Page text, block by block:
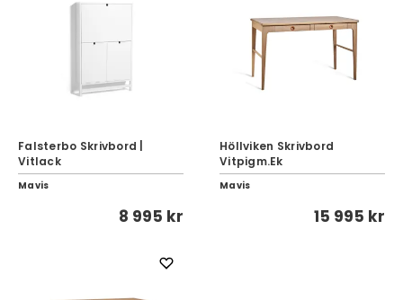
Falsterbo Skrivbord |
Vitlack
Mavis
8 995 kr
Höllviken Skrivbord
Vitpigm.Ek
Mavis
15 995 kr